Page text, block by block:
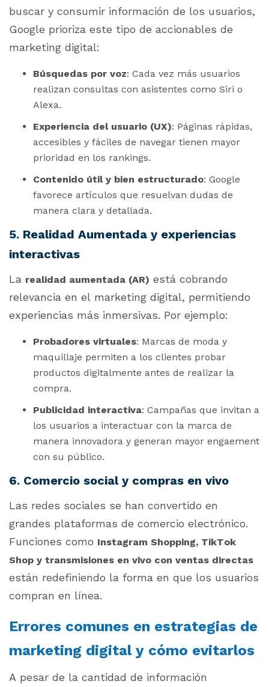
buscar y consumir información de los usuarios,
Google prioriza este tipo de accionables de
marketing digital:
Búsquedas por voz: Cada vez más usuarios
realizan consultas con asistentes como Siri o
Alexa.
Experiencia del usuario (UX): Páginas rápidas,
accesibles y fáciles de navegar tienen mayor
prioridad en los rankings.
Contenido útil y bien estructurado: Google
favorece artículos que resuelvan dudas de
manera clara y detallada.
5. Realidad Aumentada y experiencias
interactivas
La realidad aumentada (AR) está cobrando
relevancia en el marketing digital, permitiendo
experiencias más inmersivas. Por ejemplo:
Probadores virtuales: Marcas de moda y
maquillaje permiten a los clientes probar
productos digitalmente antes de realizar la
compra.
Publicidad interactiva: Campañas que invitan a
los usuarios a interactuar con la marca de
manera innovadora y generan mayor engaement
con su público.
6. Comercio social y compras en vivo
Las redes sociales se han convertido en
grandes plataformas de comercio electrónico.
Funciones como Instagram Shopping, TikTok
Shop y transmisiones en vivo con ventas directas
están redefiniendo la forma en que los usuarios
compran en línea.
Errores comunes en estrategias de
marketing digital y cómo evitarlos
A pesar de la cantidad de información